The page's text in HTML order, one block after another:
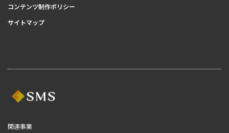
コンテンツ制作ポリシー
サイトマップ
関連事業